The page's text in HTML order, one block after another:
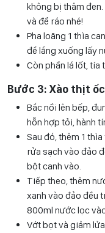
không bị thâm
và để ráo nhé!
Pha loãng 1 thìa
để lắng xuống lấy
Còn phần lá lốt, tía
Bước 3: Xào thịt ốc
Bắc nồi lên bếp,
hỗn hợp tỏi, hành
Sau đó, thêm 1
rửa sạch vào đảo
bột canh vào.
Tiếp theo, thêm
xanh vào đảo đều
800ml nước lọc
Vớt bọt và giảm